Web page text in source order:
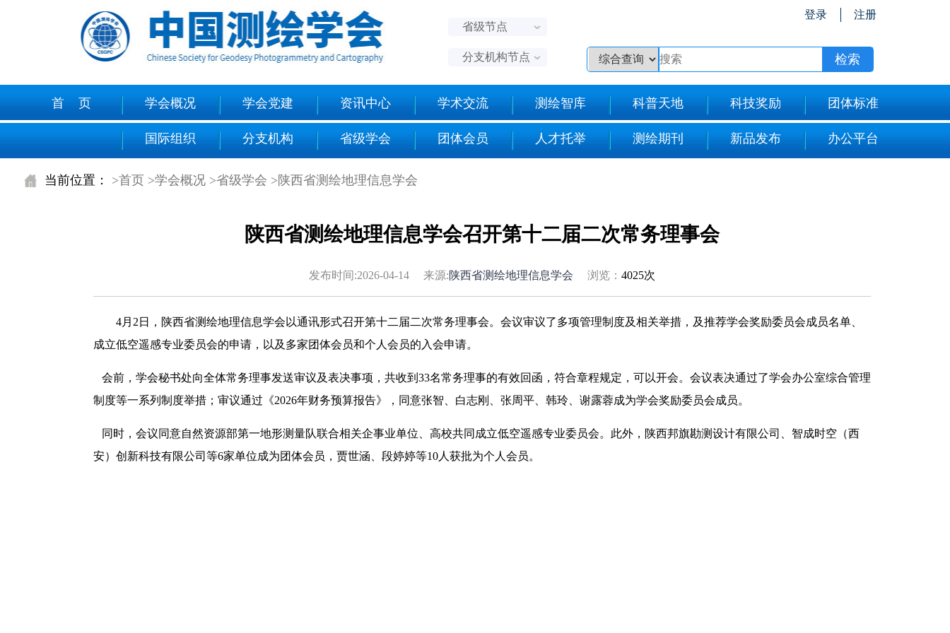
省级节点
分支机构节点
登录 注册
首 页 学会概况 学会党建 资讯中心 学术交流 测绘智库 科普天地 科技奖励 团体标准
国际组织 分支机构 省级学会 团体会员 人才托举 测绘期刊 新品发布 办公平台
当前位置： >首页 >学会概况 >省级学会 >陕西省测绘地理信息学会
陕西省测绘地理信息学会召开第十二届二次常务理事会
发布时间:2026-04-14 来源:陕西省测绘地理信息学会 浏览： 4025次
4月2日，陕西省测绘地理信息学会以通讯形式召开第十二届二次常务理事会。会议审议了多项管理制度及相关举措，及推荐学会奖励委员会成员名单、
成立低空遥感专业委员会的申请，以及多家团体会员和个人会员的入会申请。
会前，学会秘书处向全体常务理事发送审议及表决事项，共收到33名常务理事的有效回函，符合章程规定，可以开会。会议表决通过了学会办公室综合管理
制度等一系列制度举措；审议通过《2026年财务预算报告》，同意张智、白志刚、张周平、韩玲、谢露蓉成为学会奖励委员会成员。
同时，会议同意自然资源部第一地形测量队联合相关企事业单位、高校共同成立低空遥感专业委员会。此外，陕西邦旗勘测设计有限公司、智成时空（西
安）创新科技有限公司等6家单位成为团体会员，贾世涵、段婷婷等10人获批为个人会员。